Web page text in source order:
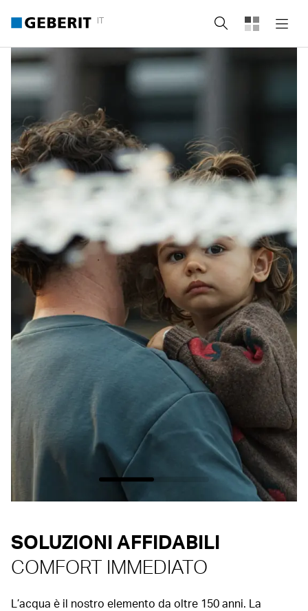
IT Cerca
SOLUZIONI AFFIDABILI
COMFORT IMMEDIATO
L’acqua è il nostro elemento da oltre 150 anni. La